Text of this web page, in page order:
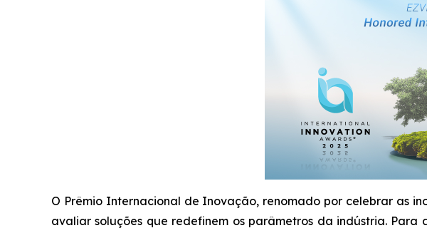
O Prêmio Internacional de Inovação, renomado por celebrar as
avaliar soluções que redefinem os parâmetros da indústria.